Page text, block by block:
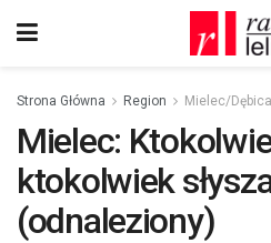
Strona Główna Region Mielec/
Mielec:
ktokolwiek
(odnaleziony)